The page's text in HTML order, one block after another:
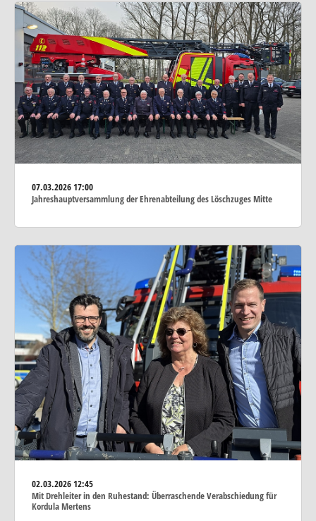
07.03.202617:00
Jahreshauptversammlung der Ehrenabteilung des Löschzuges Mitte
02.03.202612:45
Mit Drehleiter in den Ruhestand: Überraschende Verabschiedung für
Kordula Mertens